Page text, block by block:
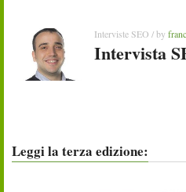
Interviste SEO / by
Intervista
Leggi la terza edizione: